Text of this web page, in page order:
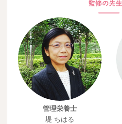
管理栄養士
堤 ちはる